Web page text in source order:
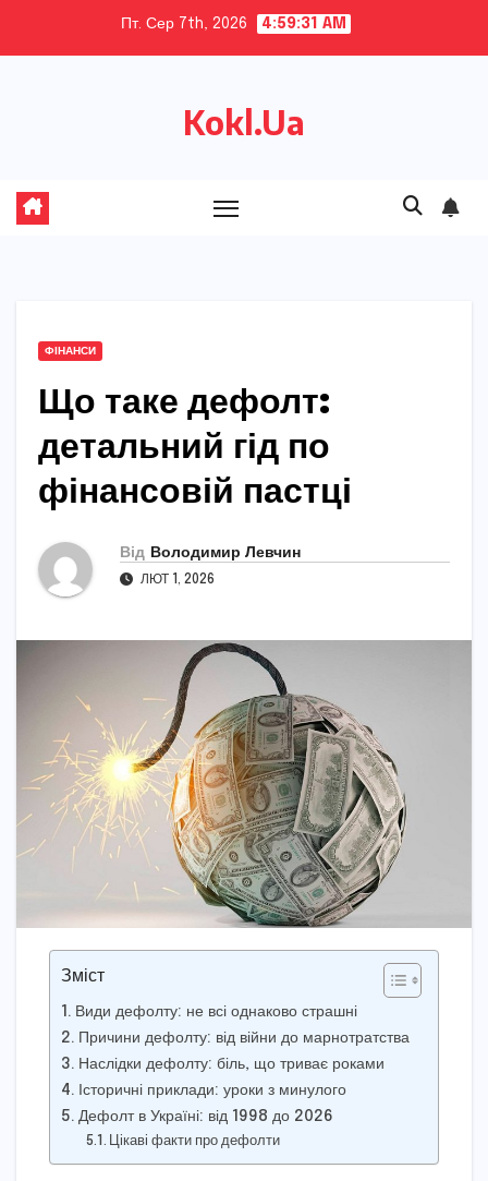
Пт. Сер 7th, 2026 4:59:32 AM
Kokl.Ua
ФІНАНСИ
Що таке дефолт:
детальний гід по
фінансовій пастці
Від Володимир Левчин
ЛЮТ 1, 2026
Зміст
Види дефолту: не всі однаково страшні
Причини дефолту: від війни до марнотратства
Наслідки дефолту: біль, що триває роками
Історичні приклади: уроки з минулого
Дефолт в Україні: від 1998 до 2026
Цікаві факти про дефолти